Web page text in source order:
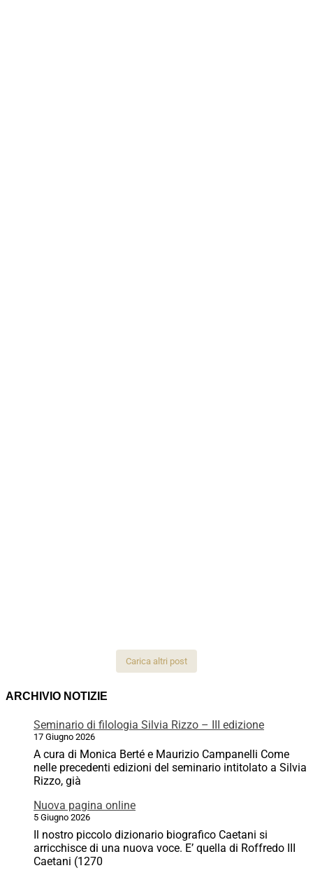
Carica altri post
ARCHIVIO NOTIZIE
Seminario di filologia Silvia Rizzo – III edizione
17 Giugno 2026
A cura di Monica Berté e Maurizio Campanelli Come
nelle precedenti edizioni del seminario intitolato a Silvia
Rizzo, già
Nuova pagina online
5 Giugno 2026
Il nostro piccolo dizionario biografico Caetani si
arricchisce di una nuova voce. E’ quella di Roffredo III
Caetani (1270